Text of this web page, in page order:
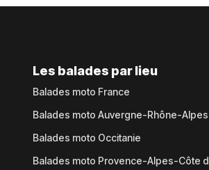
Les balades par lieu
Balades moto France
Balades moto Auvergne-Rhône-Alpes
Balades moto Occitanie
Balades moto Provence-Alpes-Côte